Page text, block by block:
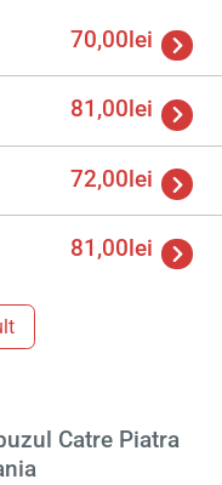
70,00lei
81,00lei
72,00lei
81,00lei
Catre Piatra